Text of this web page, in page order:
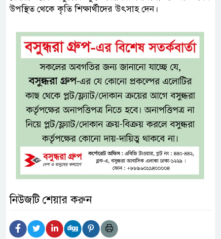
উপস্থিত থেকে কৃতি শিক্ষার্থীদের উৎসাহ দেন।
নিউজটি শেয়ার করুন